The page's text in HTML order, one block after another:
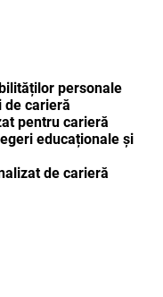
personale
de carieră
pentru carieră
educaționale și
de carieră